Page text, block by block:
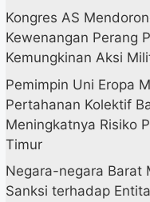
Kongres AS
Kewenangan Perang
Kemungkinan Aksi
Pemimpin Uni Eropa
Pertahanan Kolektif
Meningkatnya Risiko
Timur
Negara-negara Barat
Sanksi terhadap